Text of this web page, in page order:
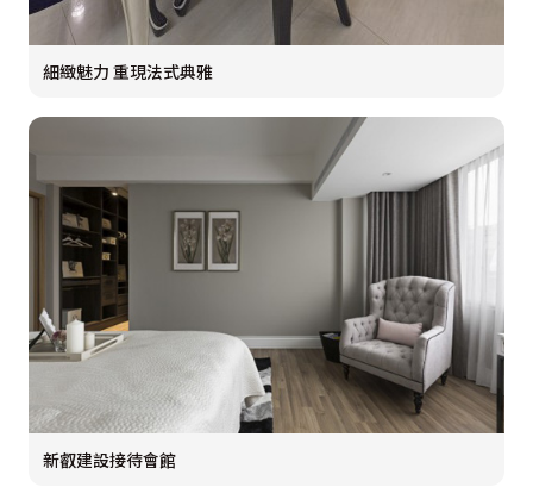
細緻魅力 重現法式典雅
新叡建設接待會館